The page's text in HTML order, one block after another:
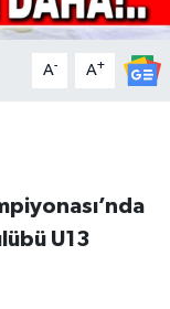
A- A+
U13